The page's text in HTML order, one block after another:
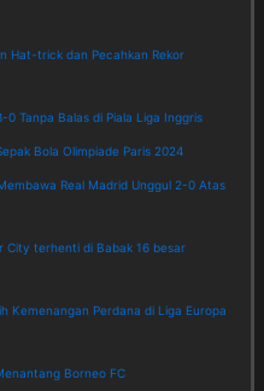
Hat-trick dan Pecahkan Rekor
Tanpa Balas di Piala Liga Inggris
Bola Olimpiade Paris 2024
Real Madrid Unggul 2-0 Atas
terhenti di Babak 16 besar
Kemenangan Perdana di Liga Europa
Borneo FC